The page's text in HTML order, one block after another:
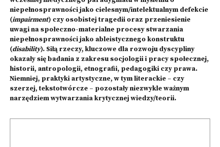
niepełnosprawności jako cielesnym/intelektualnym defekcie
(impairment) czy osobistej tragedii oraz przeniesienie
uwagi na społeczno-materialne procesy stwarzania
niepełnosprawności jako ableistycznego konstruktu
(disability). Siłą rzeczy, kluczowe dla rozwoju dyscypliny
okazały się badania z zakresu socjologii i pracy społecznej,
historii, antropologii, etnografii, pedagogiki czy prawa.
Niemniej, praktyki artystyczne, w tym literackie – czy
szerzej, tekstotwórcze – pozostały niezwykle ważnym
narzędziem wytwarzania krytycznej wiedzy/teorii.